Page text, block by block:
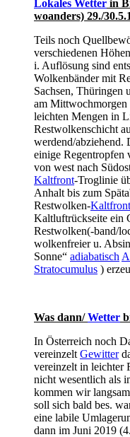
Lokales Wetter in
woanders) 29./
Teils noch
verschiedenen
i. Auflösung sind
Wolkenbänder mit
Sachsen, Thüringen
am Mittwochmorgen
leichten Mengen in
Restwolkenschicht
werdend/abziehend.
einige Regentropfen
von west nach
Kaltfront-Troglinie
Anhalt bis zum
Restwolken-Kaltfront
Kaltluftrückseite ein
Restwolken(-band/
wolkenfreier u.
Sonne“ adiabatisch
Stratocumulus )
Was dann/Wetter
In Österreich noch
vereinzelt Gewitter
vereinzelt in leichter
nicht wesentlich als
kommen wir
soll sich bald bes.
eine labile
dann im Juni 2019